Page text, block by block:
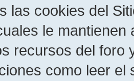
las cookies del
le
recursos del foro
como leer el